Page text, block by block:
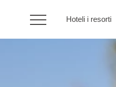
Hoteli i resorti
Hoteli i